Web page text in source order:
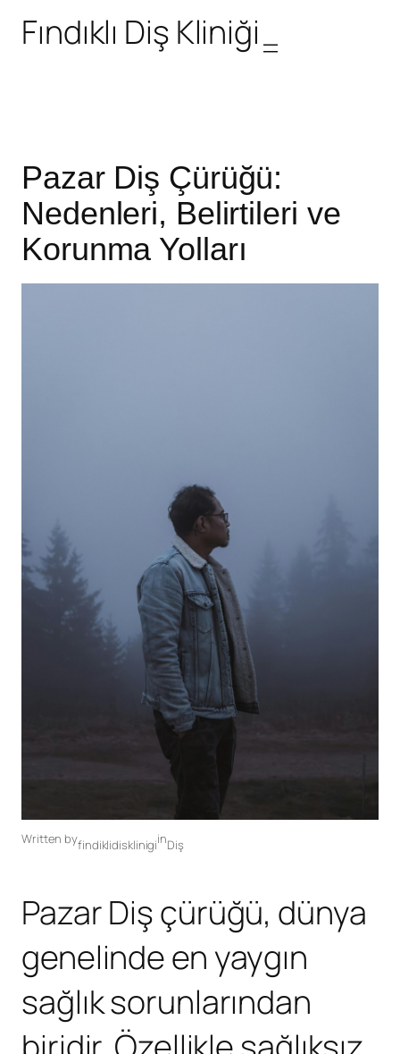
Fındıklı Diş Kliniği
Pazar Diş Çürüğü:
Nedenleri, Belirtileri ve
Korunma Yolları
Written byfindiklidisklinigiinDiş
Pazar Diş çürüğü, dünya
genelinde en yaygın
sağlık sorunlarından